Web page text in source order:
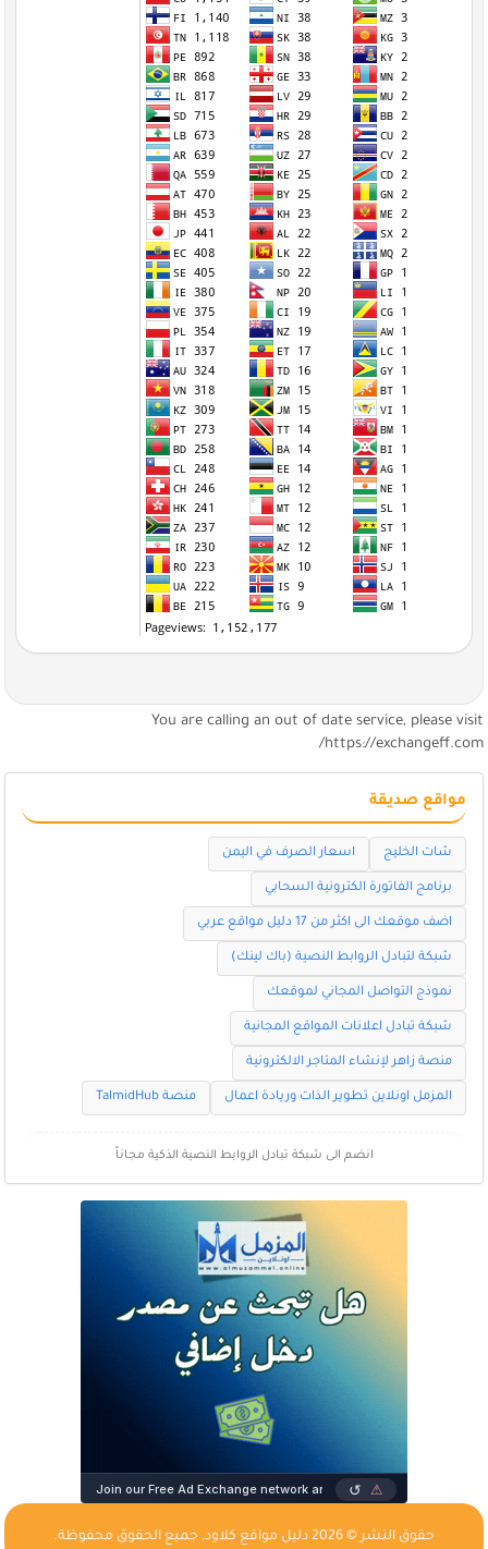
You are calling an out of date service, please visit
https://exchangeff.com/
مواقع صديقة
شات الخليج اسعار الصرف في اليمن
برنامج الفاتورة الكترونية السحابي
اضف موقعك الى اكثر من 17 دليل مواقع عربي
شبكة لتبادل الروابط النصية (باك لينك)
نموذج التواصل المجاني لموقعك
شبكة تبادل اعلانات المواقع المجانية
منصة زاهر لإنشاء المتاجر الالكترونية
المزمل اونلاين تطوير الذات وريادة اعمال منصة TalmidHub
انضم الى شبكة تبادل الروابط النصية الذكية مجاناً
حقوق النشر © 2026 دليل مواقع كلاود, جميع الحقوق محفوظة.